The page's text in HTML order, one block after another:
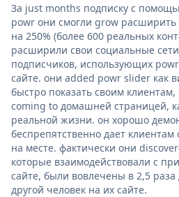
За just months подписку с
powr они смогли grow расширить
на 250% (более 600 реальных
расширили свои социальные
подписчиков, использующих
сайте. они added powr slider как
быстро показать своим
coming to домашней страницей,
реальной жизни. он хорошо
беспрепятственно дает
на месте. фактически они
которые взаимодействовали с
сайте, были вовлечены в 2,5
другой человек на их сайте.